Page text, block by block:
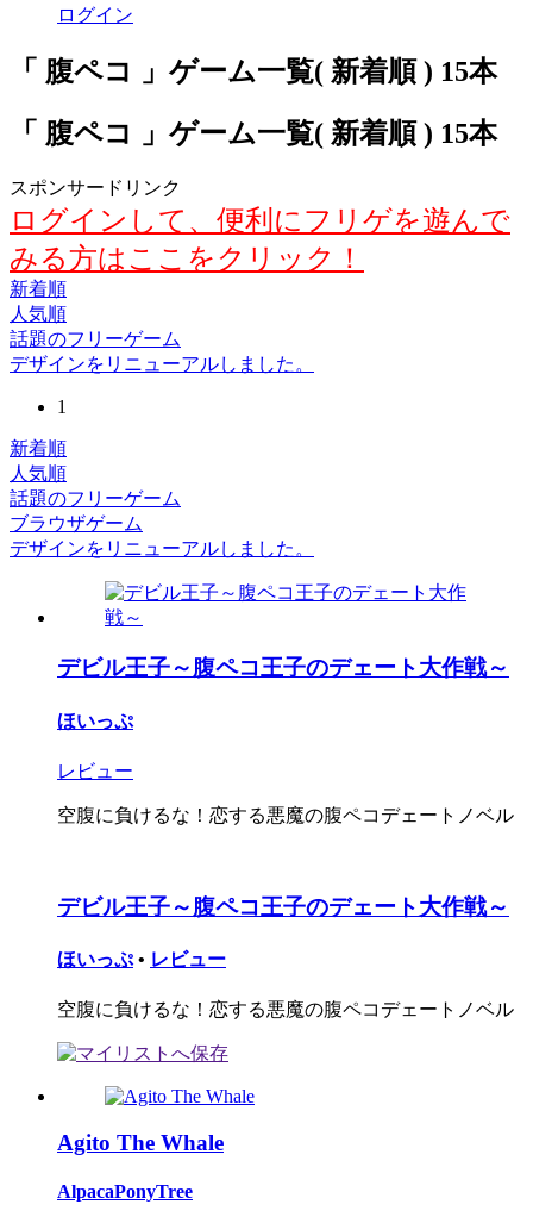
ログイン
「 腹ペコ 」ゲーム一覧( 新着順 ) 15本
「 腹ペコ 」ゲーム一覧( 新着順 ) 15本
スポンサードリンク
ログインして、便利にフリゲを遊んで
みる方はここをクリック！
新着順
人気順
話題のフリーゲーム
デザインをリニューアルしました。
1
新着順
人気順
話題のフリーゲーム
ブラウザゲーム
デザインをリニューアルしました。
デビル王子～腹ペコ王子のデェート大作戦～
ほいっぷ
レビュー
空腹に負けるな！恋する悪魔の腹ペコデェートノベル
デビル王子～腹ペコ王子のデェート大作戦～
ほいっぷ • レビュー
空腹に負けるな！恋する悪魔の腹ペコデェートノベル
Agito The Whale
AlpacaPonyTree